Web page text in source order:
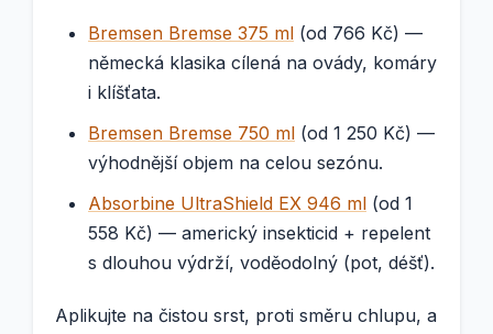
Bremsen Bremse 375 ml (od 766 Kč) —
německá klasika cílená na ovády, komáry
i klíšťata.
Bremsen Bremse 750 ml (od 1 250 Kč) —
výhodnější objem na celou sezónu.
Absorbine UltraShield EX 946 ml (od 1
558 Kč) — americký insekticid + repelent
s dlouhou výdrží, voděodolný (pot, déšť).
Aplikujte na čistou srst, proti směru chlupu, a